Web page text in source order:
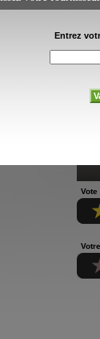
à mes alertes courriel
of an
Vote